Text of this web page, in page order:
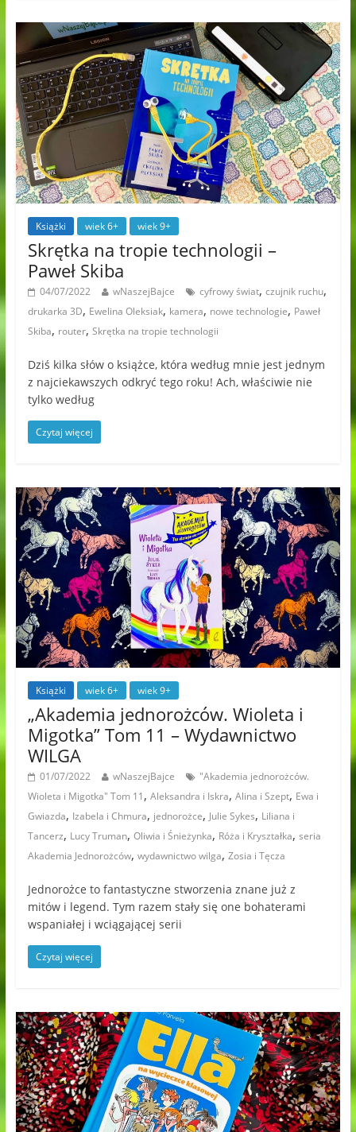
Książki wiek 6+ wiek 9+
Skrętka na tropie technologii –
Paweł Skiba
04/07/2022 wNaszejBajce cyfrowy świat, czujnik ruchu,
drukarka 3D, Ewelina Oleksiak, kamera, nowe technologie, Paweł
Skiba, router, Skrętka na tropie technologii
Dziś kilka słów o książce, która według mnie jest jednym
z najciekawszych odkryć tego roku! Ach, właściwie nie
tylko według
Czytaj więcej
Książki wiek 6+ wiek 9+
„Akademia jednorożców. Wioleta i
Migotka” Tom 11 – Wydawnictwo
WILGA
01/07/2022 wNaszejBajce
"Akademia jednorożców.
Wioleta i Migotka" Tom 11 , Aleksandra i Iskra, Alina i Szept, Ewa i
Gwiazda, Izabela i Chmura, jednorożce, Julie Sykes, Liliana i
Tancerz, Lucy Truman, Oliwia i Śnieżynka, Róża i Kryształka, seria
Akademia Jednorożców, wydawnictwo wilga, Zosia i Tęcza
Jednorożce to fantastyczne stworzenia znane już z
mitów i legend. Tym razem stały się one bohaterami
wspaniałej i wciągającej serii
Czytaj więcej